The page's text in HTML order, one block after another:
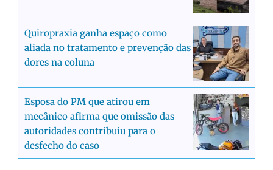
Quiropraxia ganha espaço como
aliada no tratamento e prevenção das
dores na coluna
Esposa do PM que atirou em
mecânico afirma que omissão das
autoridades contribuiu para o
desfecho do caso